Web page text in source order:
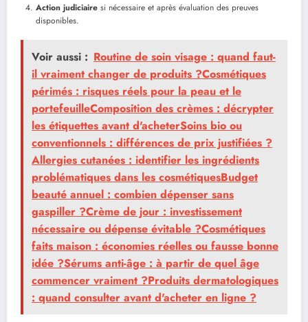
Action judiciaire si nécessaire et après évaluation des preuves
disponibles.
Voir aussi : Routine de soin visage : quand faut-
il vraiment changer de produits ?Cosmétiques
périmés : risques réels pour la peau et le
portefeuilleComposition des crèmes : décrypter
les étiquettes avant d'acheterSoins bio ou
conventionnels : différences de prix justifiées ?
Allergies cutanées : identifier les ingrédients
problématiques dans les cosmétiquesBudget
beauté annuel : combien dépenser sans
gaspiller ?Crème de jour : investissement
nécessaire ou dépense évitable ?Cosmétiques
faits maison : économies réelles ou fausse bonne
idée ?Sérums anti-âge : à partir de quel âge
commencer vraiment ?Produits dermatologiques
: quand consulter avant d'acheter en ligne ?